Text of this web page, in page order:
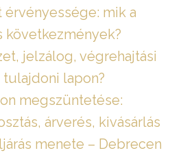
mik a
következmények?
jelzálog, végrehajtási
lapon?
megszüntetése:
árverés, kivásárlás
menete – Debrecen